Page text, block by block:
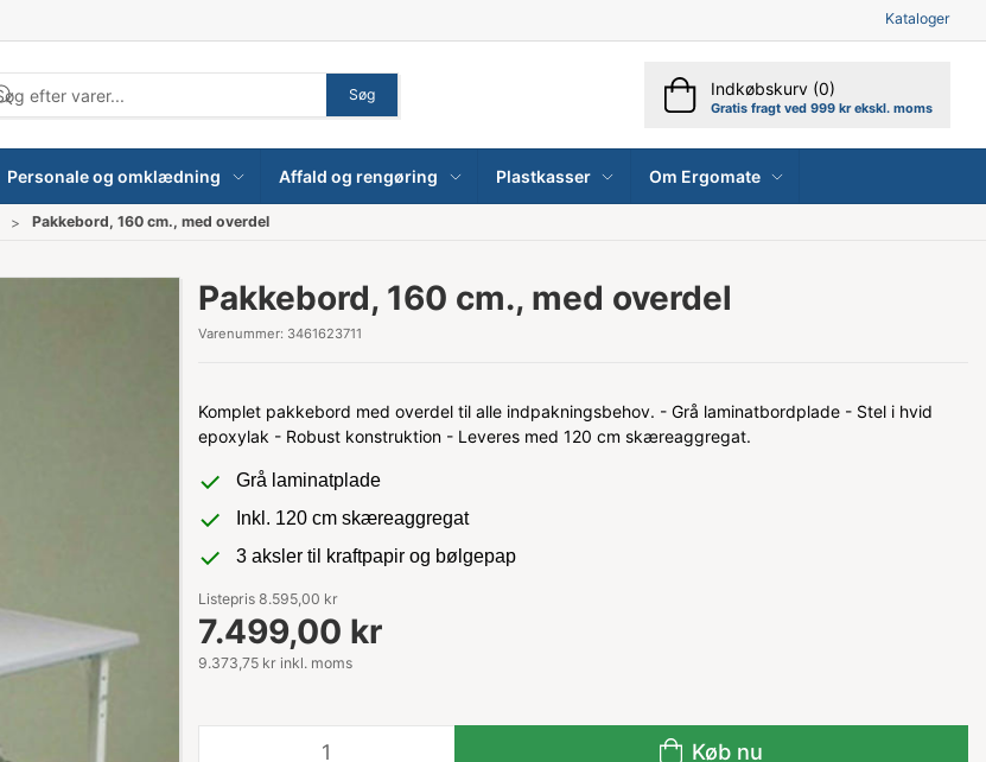
Kataloger
Søg Indkøbskurv (0)
Gratis fragt ved 999 kr ekskl. moms
Personale og omklædning Affald og rengøring Plastkasser Om Ergomate
Pakkebord, 160 cm., med overdel
Pakkebord, 160 cm., med overdel
Varenummer: 3461623711
Komplet pakkebord med overdel til alle indpakningsbehov. - Grå laminatbordplade - Stel i hvid
epoxylak - Robust konstruktion - Leveres med 120 cm skæreaggregat.
Grå laminatplade
Inkl. 120 cm skæreaggregat
3 aksler til kraftpapir og bølgepap
Listepris 8.595,00 kr
7.499,00 kr
9.373,75 kr inkl. moms
Køb nu